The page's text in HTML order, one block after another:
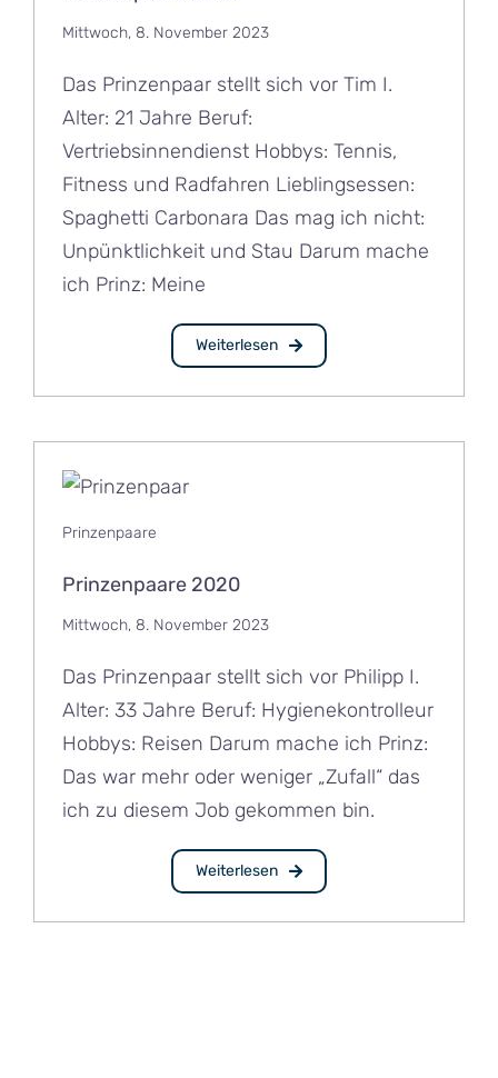
Mittwoch, 8. November 2023
Das Prinzenpaar stellt sich vor Tim I.
Alter: 21 Jahre Beruf:
Vertriebsinnendienst Hobbys: Tennis,
Fitness und Radfahren Lieblingsessen:
Spaghetti Carbonara Das mag ich nicht:
Unpünktlichkeit und Stau Darum mache
ich Prinz: Meine
Weiterlesen
Prinzenpaare
Prinzenpaare 2020
Mittwoch, 8. November 2023
Das Prinzenpaar stellt sich vor Philipp I.
Alter: 33 Jahre Beruf: Hygienekontrolleur
Hobbys: Reisen Darum mache ich Prinz:
Das war mehr oder weniger „Zufall“ das
ich zu diesem Job gekommen bin.
Weiterlesen